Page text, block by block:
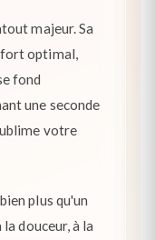
majeur. Sa
optimal,
fond
une seconde
votre
plus qu'un
douceur, à la